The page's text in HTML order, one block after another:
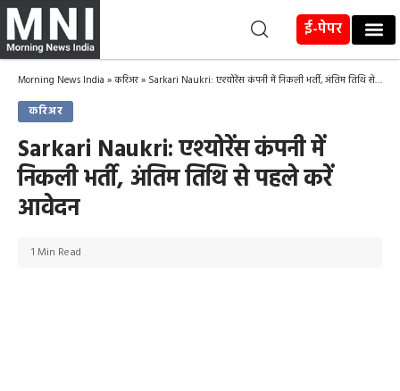
ई-पेपर
Morning News India »करिअर» Sarkari Naukri: एश्योरेंस कंपनी में निकली भर्ती, अंतिम तिथि से पहले करें आवेदन
करिअर
Sarkari Naukri: एश्योरेंस कंपनी में
निकली भर्ती, अंतिम तिथि से पहले करें
आवेदन
1 Min Read